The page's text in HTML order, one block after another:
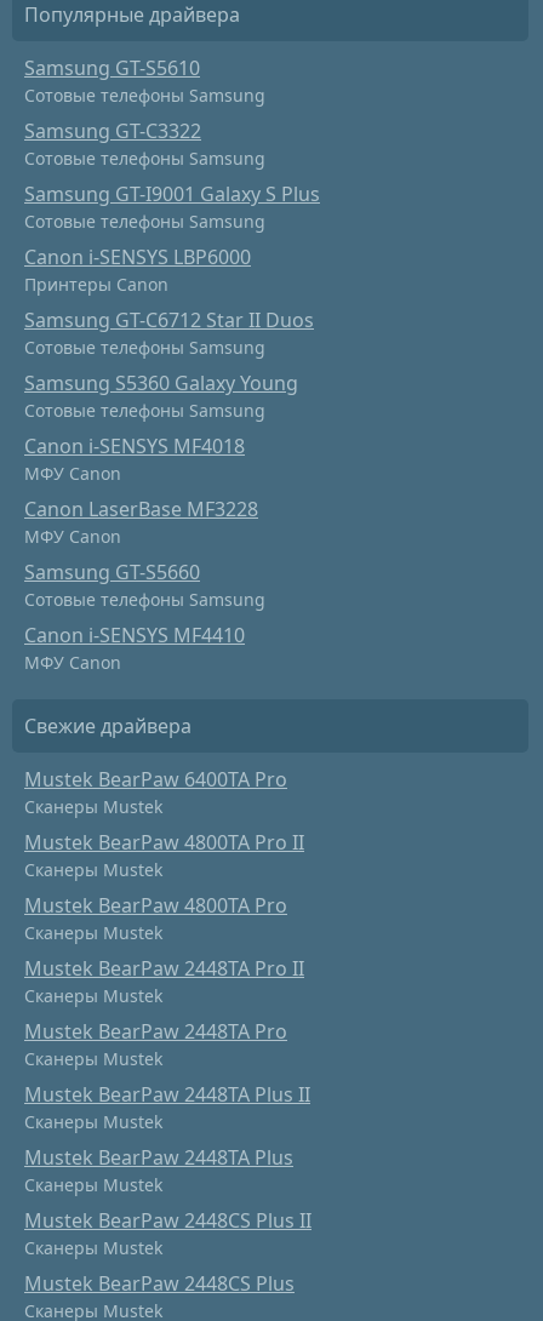
Популярные драйвера
Samsung GT-S5610
Сотовые телефоны Samsung
Samsung GT-C3322
Сотовые телефоны Samsung
Samsung GT-I9001 Galaxy S Plus
Сотовые телефоны Samsung
Canon i-SENSYS LBP6000
Принтеры Canon
Samsung GT-C6712 Star II Duos
Сотовые телефоны Samsung
Samsung S5360 Galaxy Young
Сотовые телефоны Samsung
Canon i-SENSYS MF4018
МФУ Canon
Canon LaserBase MF3228
МФУ Canon
Samsung GT-S5660
Сотовые телефоны Samsung
Canon i-SENSYS MF4410
МФУ Canon
Свежие драйвера
Mustek BearPaw 6400TA Pro
Сканеры Mustek
Mustek BearPaw 4800TA Pro II
Сканеры Mustek
Mustek BearPaw 4800TA Pro
Сканеры Mustek
Mustek BearPaw 2448TA Pro II
Сканеры Mustek
Mustek BearPaw 2448TA Pro
Сканеры Mustek
Mustek BearPaw 2448TA Plus II
Сканеры Mustek
Mustek BearPaw 2448TA Plus
Сканеры Mustek
Mustek BearPaw 2448CS Plus II
Сканеры Mustek
Mustek BearPaw 2448CS Plus
Сканеры Mustek